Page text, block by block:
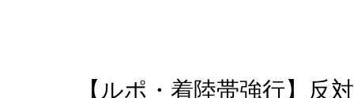
【ルポ・着陸帯強行】